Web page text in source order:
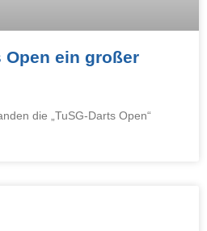
Open ein großer
die „TuSG-Darts Open“